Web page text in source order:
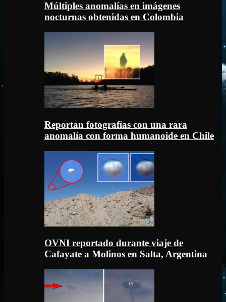
Múltiples anomalías en imágenes
nocturnas obtenidas en Colombia
Reportan fotografías con una rara
anomalía con forma humanoide en Chile
OVNI reportado durante viaje de
Cafayate a Molinos en Salta, Argentina